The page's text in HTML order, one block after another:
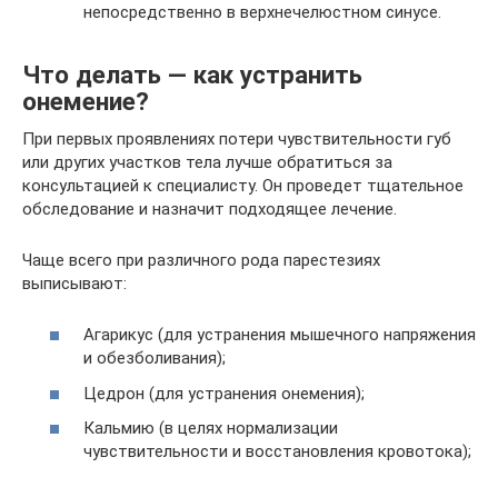
непосредственно в верхнечелюстном синусе.
Что делать — как устранить
онемение?
При первых проявлениях потери чувствительности губ
или других участков тела лучше обратиться за
консультацией к специалисту. Он проведет тщательное
обследование и назначит подходящее лечение.
Чаще всего при различного рода парестезиях
выписывают:
Агарикус (для устранения мышечного напряжения
и обезболивания);
Цедрон (для устранения онемения);
Кальмию (в целях нормализации
чувствительности и восстановления кровотока);